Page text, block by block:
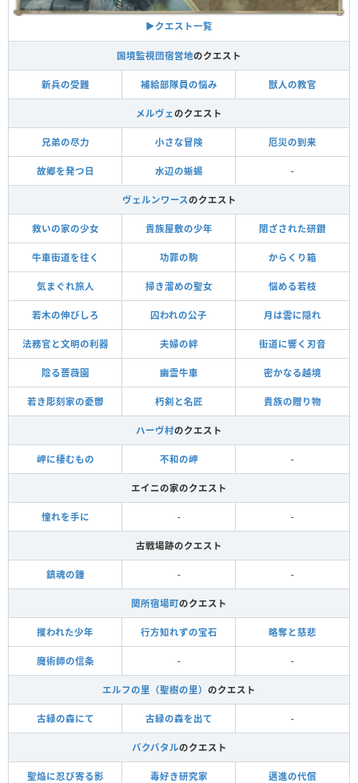
▶︎クエスト一覧
国境監視団宿営地のクエスト
新兵の受難 補給部隊員の悩み 獣人の教官
メルヴェのクエスト
兄弟の尽力 小さな冒険 厄災の到来
故郷を発つ日 水辺の蜥蜴 -
ヴェルンワースのクエスト
救いの家の少女 貴族屋敷の少年 閉ざされた研鑽
牛車街道を往く 功罪の駒 からくり箱
気まぐれ旅人 掃き溜めの聖女 悩める若枝
若木の伸びしろ 囚われの公子 月は雲に隠れ
法務官と文明の利器 夫婦の絆 街道に響く刃音
陰る薔薇園 幽霊牛車 密かなる越境
若き彫刻家の憂鬱 朽剣と名匠 貴族の贈り物
ハーヴ村のクエスト
岬に棲むもの 不和の岬 -
エイニの家のクエスト
憧れを手に - -
古戦場跡のクエスト
鎮魂の鐘 - -
関所宿場町のクエスト
攫われた少年 行方知れずの宝石 略奪と慈悲
魔術師の信条 - -
エルフの里（聖樹の里） のクエスト
古緑の森にて 古緑の森を出て -
バクバタルのクエスト
聖焔に忍び寄る影 毒好き研究家 邁進の代償